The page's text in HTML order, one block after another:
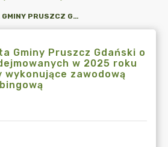
INFORMACJA WÓJTA GMINY PRUSZCZ GDAŃSKI O DZIAŁANIACH PODEJMOWANYCH W 2025 ROKU PRZEZ PODMIOTY WYKONUJĄCE ZAWODOWĄ DZIAŁALNOŚĆ LOBBINGOWĄ
Gminy Pruszcz Gdański o
w 2025 roku
zawodową